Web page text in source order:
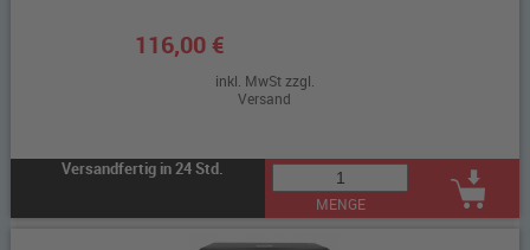
116,00 €
inkl. MwSt zzgl.
Versand
Versandfertig in 24 Std.
MENGE